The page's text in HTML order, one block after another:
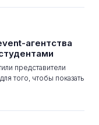
агентства
представители
того, чтобы показать